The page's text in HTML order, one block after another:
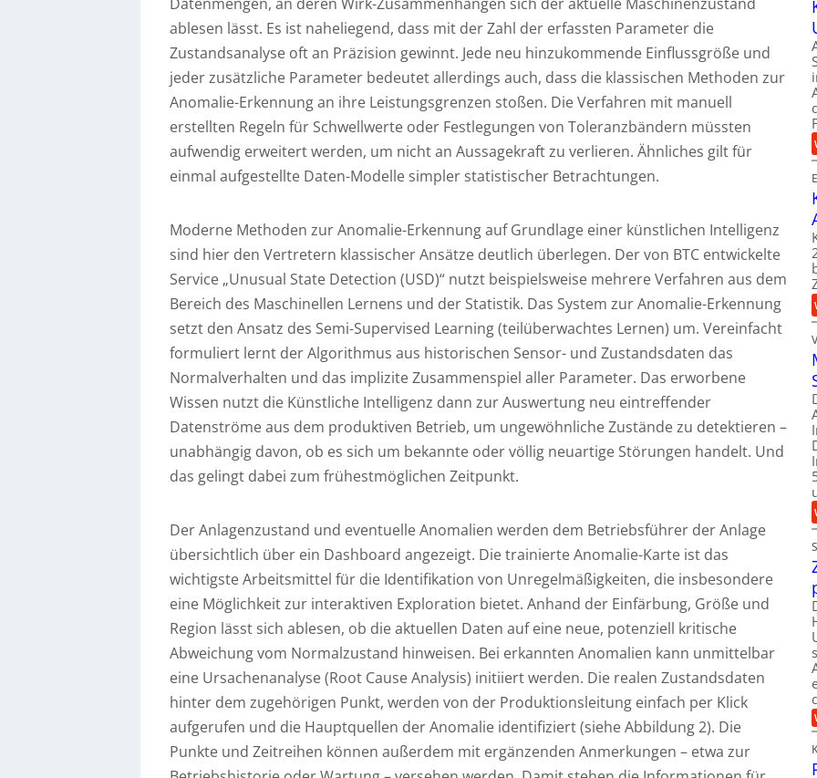
ablesen lässt. Es ist naheliegend, dass mit der Zahl der erfassten Parameter die
Zustandsanalyse oft an Präzision gewinnt. Jede neu hinzukommende Einflussgröße und
jeder zusätzliche Parameter bedeutet allerdings auch, dass die klassischen Methoden zur
Anomalie-Erkennung an ihre Leistungsgrenzen stoßen. Die Verfahren mit manuell
erstellten Regeln für Schwellwerte oder Festlegungen von Toleranzbändern müssten
aufwendig erweitert werden, um nicht an Aussagekraft zu verlieren. Ähnliches gilt für
einmal aufgestellte Daten-Modelle simpler statistischer Betrachtungen.
Moderne Methoden zur Anomalie-Erkennung auf Grundlage einer künstlichen Intelligenz
sind hier den Vertretern klassischer Ansätze deutlich überlegen. Der von BTC entwickelte
Service „Unusual State Detection (USD)“ nutzt beispielsweise mehrere Verfahren aus dem
Bereich des Maschinellen Lernens und der Statistik. Das System zur Anomalie-Erkennung
setzt den Ansatz des Semi-Supervised Learning (teilüberwachtes Lernen) um. Vereinfacht
formuliert lernt der Algorithmus aus historischen Sensor- und Zustandsdaten das
Normalverhalten und das implizite Zusammenspiel aller Parameter. Das erworbene
Wissen nutzt die Künstliche Intelligenz dann zur Auswertung neu eintreffender
Datenströme aus dem produktiven Betrieb, um ungewöhnliche Zustände zu detektieren –
unabhängig davon, ob es sich um bekannte oder völlig neuartige Störungen handelt. Und
das gelingt dabei zum frühestmöglichen Zeitpunkt.
Der Anlagenzustand und eventuelle Anomalien werden dem Betriebsführer der Anlage
übersichtlich über ein Dashboard angezeigt. Die trainierte Anomalie-Karte ist das
wichtigste Arbeitsmittel für die Identifikation von Unregelmäßigkeiten, die insbesondere
eine Möglichkeit zur interaktiven Exploration bietet. Anhand der Einfärbung, Größe und
Region lässt sich ablesen, ob die aktuellen Daten auf eine neue, potenziell kritische
Abweichung vom Normalzustand hinweisen. Bei erkannten Anomalien kann unmittelbar
eine Ursachenanalyse (Root Cause Analysis) initiiert werden. Die realen Zustandsdaten
hinter dem zugehörigen Punkt, werden von der Produktionsleitung einfach per Klick
aufgerufen und die Hauptquellen der Anomalie identifiziert (siehe Abbildung 2). Die
Punkte und Zeitreihen können außerdem mit ergänzenden Anmerkungen – etwa zur